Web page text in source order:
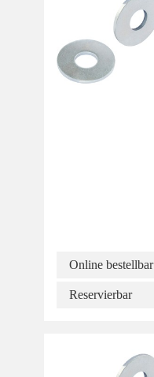
Online bestellbar
Reservierbar